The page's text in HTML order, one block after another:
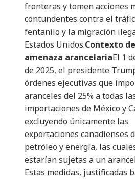
fronteras y tomen acciones
contundentes contra el
fentanilo y la migración
Estados Unidos.Contexto
amenaza arancelariaEl 1
de 2025, el presidente
órdenes ejecutivas que
aranceles del 25% a todas
importaciones de México y
excluyendo únicamente las
exportaciones canadienses
petróleo y energía, las
estarían sujetas a un
Estas medidas, justificadas